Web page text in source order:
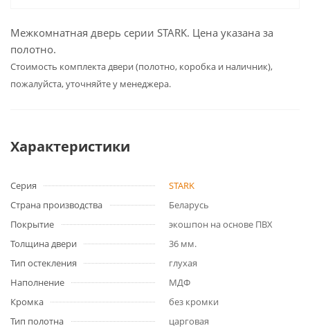
Межкомнатная дверь серии STARK. Цена указана за
полотно.
Cтоимость комплекта двери (полотно, коробка и наличник),
пожалуйста, уточняйте у менеджера.
Характеристики
Серия
STARK
Страна производства
Беларусь
Покрытие
экошпон на основе ПВХ
Толщина двери
36 мм.
Тип остекления
глухая
Наполнение
МДФ
Кромка
без кромки
Тип полотна
царговая